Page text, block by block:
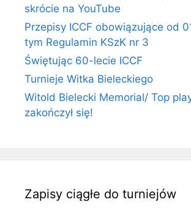
skrócie na YouTube
Przepisy ICCF obowiązujące od
tym Regulamin KSzK nr 3
Świętując 60-lecie ICCF
Turnieje Witka Bieleckiego
Witold Bielecki Memorial/ Top
zakończył się!
Zapisy ciągłe do turniejów